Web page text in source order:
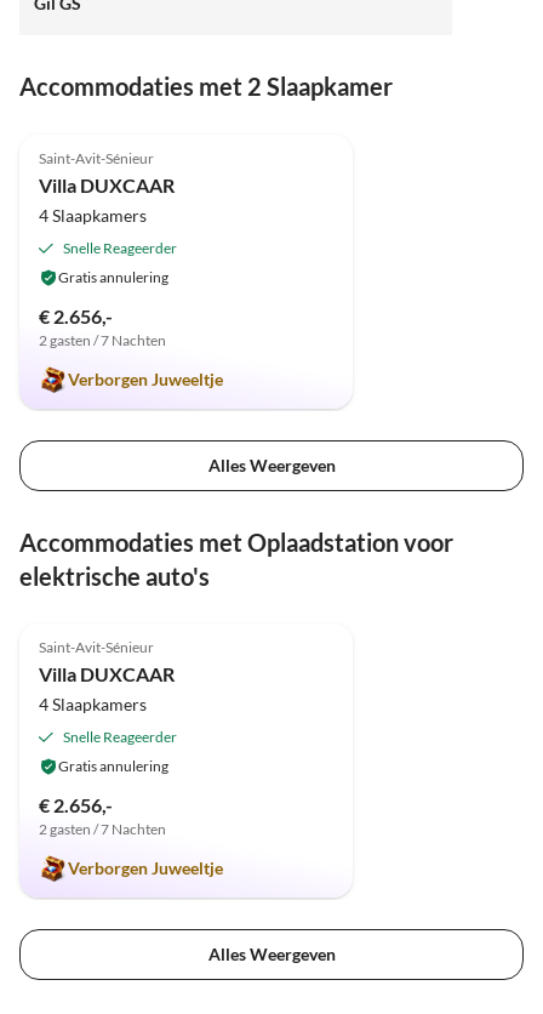
Accommodaties met 2 Slaapkamer
Saint-Avit-Sénieur
Villa DUXCAAR
4 Slaapkamers
Snelle Reageerder
Gratis annulering
€ 2.656,-
2 gasten / 7 Nachten
Verborgen Juweeltje
Alles Weergeven
Accommodaties met Oplaadstation voor
elektrische auto's
Saint-Avit-Sénieur
Villa DUXCAAR
4 Slaapkamers
Snelle Reageerder
Gratis annulering
€ 2.656,-
2 gasten / 7 Nachten
Verborgen Juweeltje
Alles Weergeven